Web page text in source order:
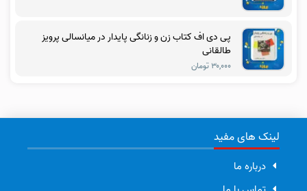
پی دی اف کتاب زن و زنانگی پایدار در میانسالی پرویز
طالقانی
۳۰,۰۰۰ تومان
لینک های مفید
درباره ما